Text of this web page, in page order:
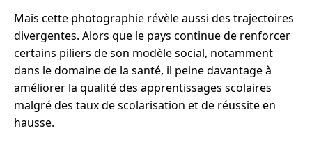
Mais cette photographie révèle aussi des trajectoires
divergentes. Alors que le pays continue de renforcer
certains piliers de son modèle social, notamment
dans le domaine de la santé, il peine davantage à
améliorer la qualité des apprentissages scolaires
malgré des taux de scolarisation et de réussite en
hausse.